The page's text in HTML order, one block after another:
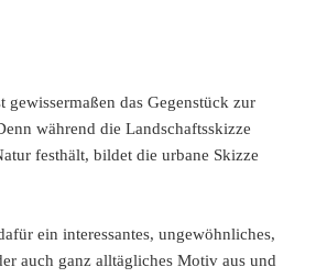
gewissermaßen das Gegenstück zur
während die Landschaftsskizze
festhält, bildet die urbane Skizze
ein interessantes, ungewöhnliches,
auch ganz alltägliches Motiv aus und